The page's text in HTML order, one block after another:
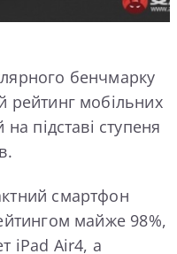
бенчмарку
рейтинг мобільних
підставі ступеня
смартфон
майже 98%,
iPad Air4, а